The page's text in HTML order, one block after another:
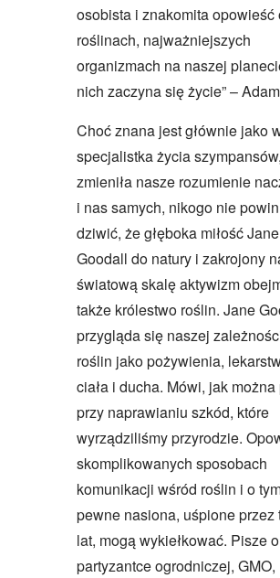
osobista i znakomita opowieść
roślinach, najważniejszych
organizmach na naszej
nich zaczyna się życie” –
Choć znana jest głównie jako
specjalistka życia
zmieniła nasze rozumienie
i nas samych, nikogo nie
dziwić, że głęboka miłość Jane
Goodall do natury i zakrojony
światową skalę aktywizm
także królestwo roślin. Jane
przygląda się naszej
roślin jako pożywienia,
ciała i ducha. Mówi, jak
przy naprawianiu szkód, które
wyrządziliśmy przyrodzie.
skomplikowanych sposobach
komunikacji wśród roślin i o
pewne nasiona, uśpione przez
lat, mogą wykiełkować. Pisze o
partyzantce ogrodniczej, GMO,